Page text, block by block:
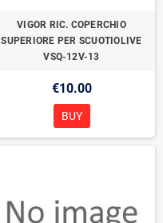
VIGOR RIC. COPERCHIO
SUPERIORE PER SCUOTIOLIVE
VSQ-12V-13
€10.00
BUY